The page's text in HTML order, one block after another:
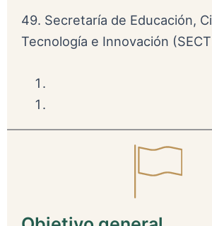
49. Secretaría de Educación,
Tecnología e Innovación